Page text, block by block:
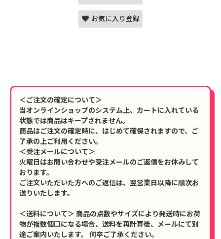
お気に入り登録
＜ご注文の確定について＞
当オンラインショップのシステム上、カートに入れている
状態では商品はキープされません。
商品はご注文の確定時に、はじめて確保されますので、ご
了承の上ご利用ください。
＜受注メールについて＞
火曜日はお問い合わせや受注メールのご返信をお休みして
おります。
ご注文いただいた方へのご返信は、翌営業日以降に順次お
送りいたします。
＜送料について＞ 商品の点数やサイズにより発送時にお荷
物が複数個口になる場合、送料を再計算後、メールにて別
途ご案内いたします。 何卒ご了承ください。